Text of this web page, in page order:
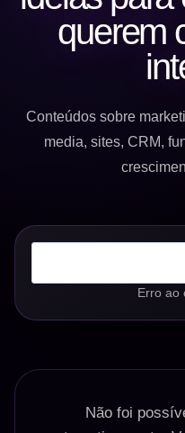
querem
Conteúdos sobre
media, sites, CRM,
Erro ao
Não foi